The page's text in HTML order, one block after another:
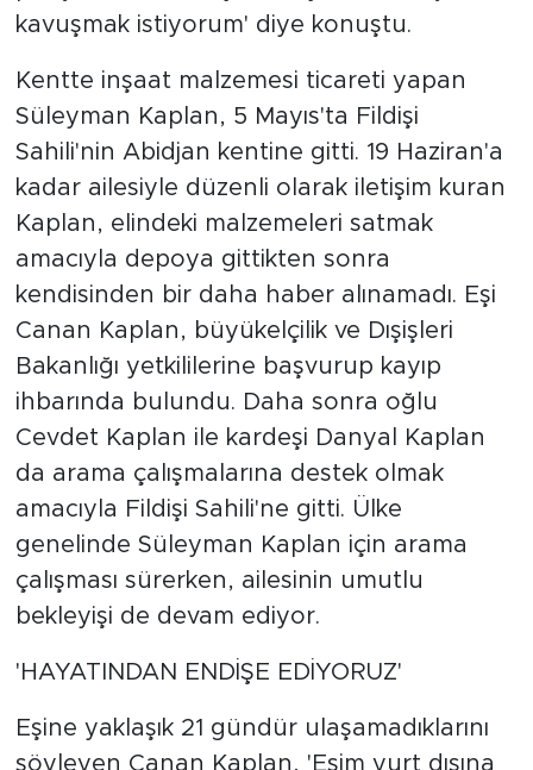
kavuşmak istiyorum' diye konuştu.
Kentte inşaat malzemesi ticareti yapan
Süleyman Kaplan, 5 Mayıs'ta Fildişi
Sahili'nin Abidjan kentine gitti. 19 Haziran'a
kadar ailesiyle düzenli olarak iletişim kuran
Kaplan, elindeki malzemeleri satmak
amacıyla depoya gittikten sonra
kendisinden bir daha haber alınamadı. Eşi
Canan Kaplan, büyükelçilik ve Dışişleri
Bakanlığı yetkililerine başvurup kayıp
ihbarında bulundu. Daha sonra oğlu
Cevdet Kaplan ile kardeşi Danyal Kaplan
da arama çalışmalarına destek olmak
amacıyla Fildişi Sahili'ne gitti. Ülke
genelinde Süleyman Kaplan için arama
çalışması sürerken, ailesinin umutlu
bekleyişi de devam ediyor.
'HAYATINDAN ENDİŞE EDİYORUZ'
Eşine yaklaşık 21 gündür ulaşamadıklarını
söyleyen Canan Kaplan, 'Eşim yurt dışına